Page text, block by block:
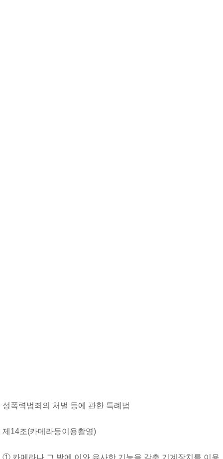
성폭력범죄의 처벌 등에 관한 특례법
제14조(카메라등이용촬영)
① 카메라나 그 밖에 이와 유사한 기능을 갖춘 기계장치를 이용